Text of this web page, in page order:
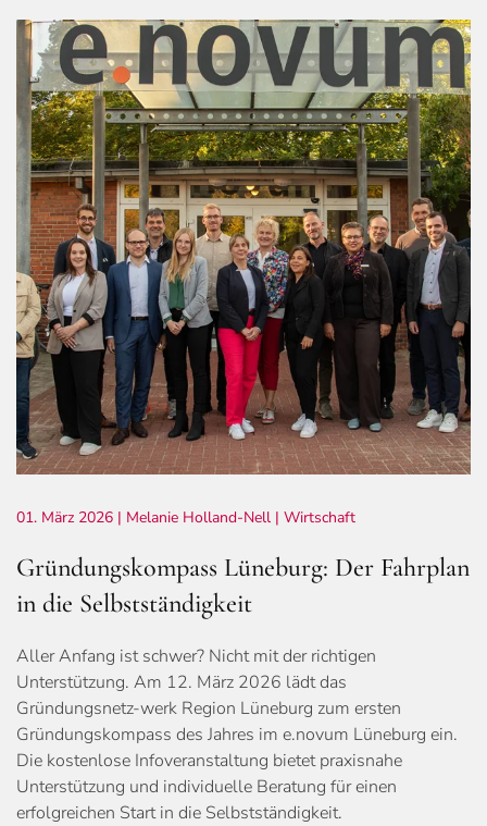
01. März 2026 | Melanie Holland-Nell | Wirtschaft
Gründungskompass Lüneburg: Der Fahrplan
in die Selbstständigkeit
Aller Anfang ist schwer? Nicht mit der richtigen
Unterstützung. Am 12. März 2026 lädt das
Gründungsnetz-werk Region Lüneburg zum ersten
Gründungskompass des Jahres im ­e.novum Lüneburg ein.
Die kostenlose Infoveranstaltung bietet praxisnahe
Unterstützung und individuelle Beratung für einen
erfolgreichen Start in die Selbstständigkeit.